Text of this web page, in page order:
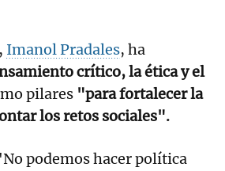
Imanol Pradales, ha
crítico, la ética y el
pilares "para fortalecer la
los retos sociales".
podemos hacer política